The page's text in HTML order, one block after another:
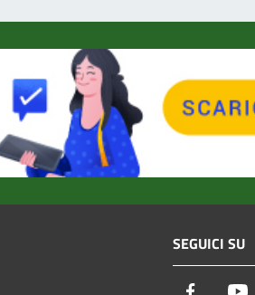
SEGUICI SU